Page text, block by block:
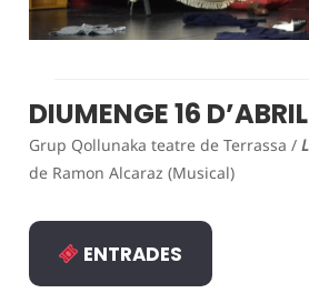
DIUMENGE 16
Grup Qollunaka teatre de Terrassa /
de Ramon Alcaraz (Musical)
ENTRADES